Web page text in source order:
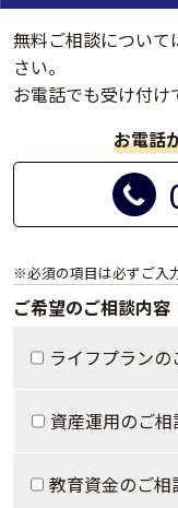
無料ご相談につい
さい。
お電話でも受け付け
お電話
※必須の項目は必ずご入
ご希望のご相談内容
ライフプランの
資産運用のご相
教育資金のご相